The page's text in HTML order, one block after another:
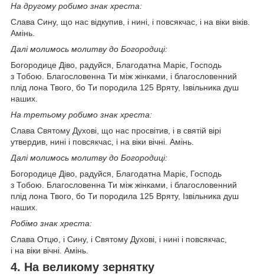
На другому робимо знак хреста:
Слава Сину, що нас відкупив, і нині, і повсякчас, і на віки віків.
Амінь.
Далі молимось молитву до Богородиці:
Богородице Діво, радуйся, Благодатна Маріє, Господь
з Тобою. Благословенна Ти між жінками, і благословенний
плід лона Твого, бо Ти породила 125 Вряту, Ізвільника душ
наших.
На третьому робимо знак хреста:
Слава Святому Духові, що нас просвітив, і в святій вірі
утвердив, нині і повсякчас, і на віки вічні. Амінь.
Далі молимось молитву до Богородиці:
Богородице Діво, радуйся, Благодатна Маріє, Господь
з Тобою. Благословенна Ти між жінками, і благословенний
плід лона Твого, бо Ти породила 125 Вряту, Ізвільника душ
наших.
Робімо знак хреста:
Слава Отцю, і Сину, і Святому Духові, і нині і повсякчас,
і на віки вічні. Амінь.
4. На великому зернятку